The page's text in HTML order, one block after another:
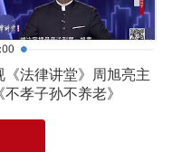
《法律讲堂》周旭亮主
不孝子孙不养老》